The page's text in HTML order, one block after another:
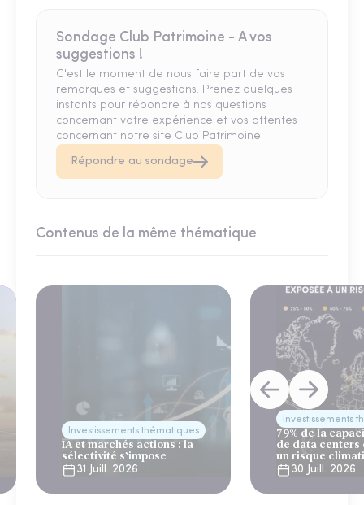
Sondage Club Patrimoine - A vos
suggestions !
C'est le moment de nous faire part de vos
remarques et suggestions. Prenez quelques
instants pour répondre à nos questions
concernant votre expérience et vos attentes
concernant notre site Club Patrimoine.
Répondre au sondage
Contenus de la même thématique
Investissements thématiques
IA et marchés actions : la
sélectivité s’impose
31 Juill. 2026
Investissements
79% de la
de data centers
un risque
30 Juill. 2026